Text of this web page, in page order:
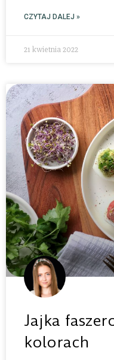
CZYTAJ DALEJ »
21 kwietnia 2022
Jajka
kolorach